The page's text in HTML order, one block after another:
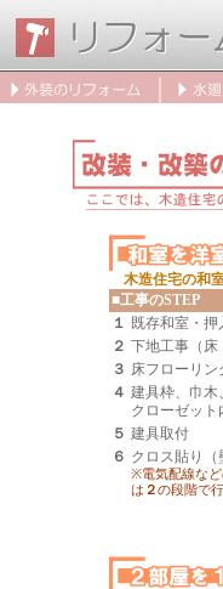
木造住宅の和
■工事のSTEP
１ 既存和室・
２ 下地工事（床
３ 床フローリン
４ 建具枠、巾木
クローゼッ
５ 建具取付
６ クロス貼り（
※電気配線な
は ２の段階で